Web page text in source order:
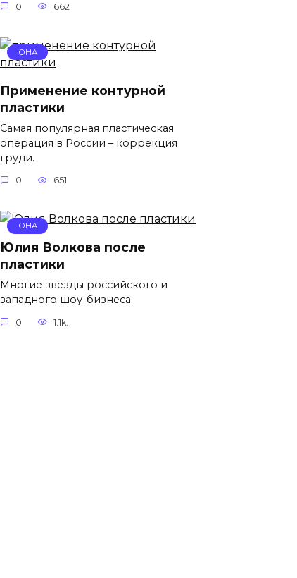
0 662
ОНА
Применение контурной
пластики
Самая популярная пластическая
операция в России – коррекция
груди.
0 651
ОНА
Юлия Волкова после
пластики
Многие звезды российского и
западного шоу-бизнеса
0 1.1k.